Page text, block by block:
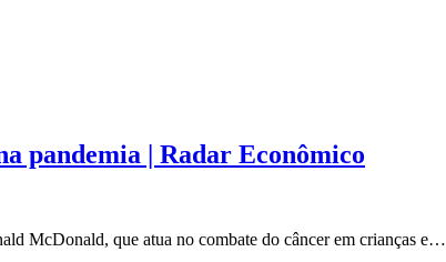
pandemia | Radar Econômico
McDonald, que atua no combate do câncer em crianças e…